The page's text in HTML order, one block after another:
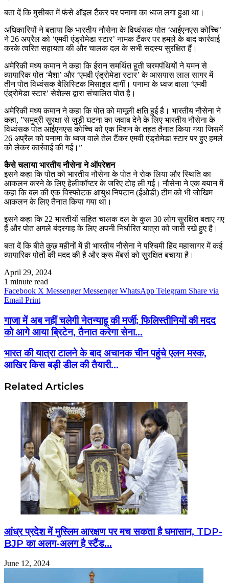
बता दें कि मुसीबत में फंसे ऑइल टैंकर पर पनामा का ध्वज लगा हुआ था।
अधिकारियों ने बताया कि भारतीय नौसेना के विध्वंसक पोत ‘आईएनएस कोच्चि’
ने 26 अप्रैल को ‘एमवी एंड्रोमेडा स्टार’ नामक टैंकर पर हमले के बाद कार्रवाई
करके त्वरित सहायता की और चालक दल के सभी सदस्य सुरक्षित हैं।
अमेरिकी मध्य कमान ने कहा कि ईरान समर्थित हूती चरमपंथियों ने यमन से
व्यापारिक पोत ‘मैशा’ और ‘एमवी एंड्रोमेडा स्टार’ के आसपास लाल सागर में
तीन पोत विध्वंसक बैलिस्टिक मिसाइल दागीं। पनामा के ध्वज वाला ‘एमवी
एंड्रोमेडा स्टार’ सेशेल्स द्वारा संचालित पोत है।
अमेरिकी मध्य कमान ने कहा कि पोत को मामूली क्षति हुई है। भारतीय नौसेना ने
कहा, ”समुद्री सुरक्षा से जुड़ी घटना का जवाब देने के लिए भारतीय नौसेना के
विध्वंसक पोत आईएनएस कोच्चि को एक मिशन के तहत तैनात किया गया जिसमें
26 अप्रैल को पनामा के ध्वज वाले तेल टैंकर एमवी एंड्रोमेडा स्टार पर हुए हमले
को लेकर कार्रवाई की गई।”
कैसे चलाया भारतीय नौसेना ने ऑपरेशन
इसने कहा कि पोत को भारतीय नौसेना के पोत ने रोक लिया और स्थिति का
आकलन करने के लिए हेलीकॉप्टर के जरिए टोह ली गई। नौसेना ने एक बयान में
कहा कि बल की एक विस्फोटक आयुध निपटान (ईओडी) टीम को भी जोखिम
आकलन के लिए तैनात किया गया था।
इसने कहा कि 22 भारतीयों सहित चालक दल के कुल 30 लोग सुरक्षित बताए गए
हैं और पोत अगले बंदरगाह के लिए अपनी निर्धारित यात्रा को जारी रखे हुए है।
बता दें कि बीते कुछ महीनों में ही भारतीय नौसेना ने पश्चिमी हिंद महासागर में कई
व्यापारिक पोतों की मदद की है और क्रू मेंबर्स को सुरक्षित बचाया है।
April 29, 2024
1 minute read
Facebook X Messenger Messenger WhatsApp Telegram Share via
Email Print
गाजा में अब नहीं चलेगी नेतन्याहू की मर्जी; फिलिस्तीनियों की मदद
को आगे आया ब्रिटेन, तैनात करेगा सेना...
भारत की यात्रा टालने के बाद अचानक चीन पहुंचे एलन मस्क,
आखिर किस बड़ी डील की तैयारी...
Related Articles
आंध्र प्रदेश में मुस्लिम आरक्षण पर मच सकता है घमासान, TDP-
BJP का अलग-अलग है स्टैंड…
June 12, 2024